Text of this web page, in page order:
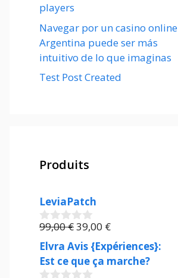
players
Navegar por un casino
Argentina puede ser más
intuitivo de lo que imaginas
Test Post Created
Produits
LeviaPatch
0
s
u
r
5
99,00€Le
prix
initial
était :
39,00 €Le
prix
actuel
Elvra Avis {Expériences}:
Est ce que ça marche?